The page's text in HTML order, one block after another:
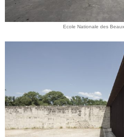
Ecole Nationale des